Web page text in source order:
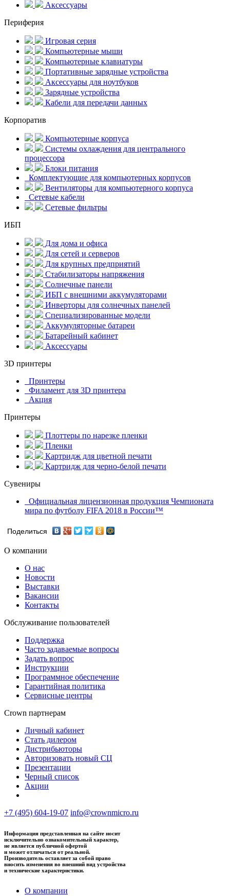
Аксессуары
Периферия
Игровая серия
Компьютерные мыши
Компьютерные клавиатуры
Портативные зарядные устройства
Аксессуары для ноутбуков
Зарядные устройства
Кабели для передачи данных
Корпоратив
Компьютерные корпуса
Системы охлаждения для центрального
процессора
Блоки питания
Комплектующие для компьютерных корпусов
Вентиляторы для компьютерного корпуса
Сетевые кабели
Сетевые фильтры
ИБП
Для дома и офиса
Для сетей и серверов
Для крупных предприятий
Стабилизаторы напряжения
Солнечные панели
ИБП с внешними аккумуляторами
Инверторы для солнечных панелей
Специализированные модели
Аккумуляторные батареи
Батарейный кабинет
Аксессуары
3D принтеры
Принтеры
Филамент для 3D принтера
Акция
Принтеры
Плоттеры по нарезке пленки
Пленки
Картридж для цветной печати
Картридж для черно-белой печати
Сувениры
Официальная лицензионная продукция Чемпионата
мира по футболу FIFA 2018 в России™
Поделиться
О компании
О нас
Новости
Выставки
Вакансии
Контакты
Обслуживание пользователей
Поддержка
Часто задаваемые вопросы
Задать вопрос
Инструкции
Программное обеспечение
Гарантийная политика
Сервисные центры
Crown партнерам
Личный кабинет
Стать дилером
Дистрибьюторы
Авторизовать новый СЦ
Презентации
Черный список
Акции
+7 (495) 604-19-07 info@crownmicro.ru
Информация представленная на сайте носит
исключительно ознакомительный характер,
не является публичной офертой
и может отличаться от реальной.
Производитель оставляет за собой право
вносить изменения во внешний вид устройства
и технические характеристики.
О компании